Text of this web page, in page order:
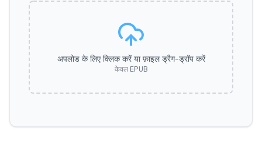
अपलोड के लिए क्लिक करें या फ़ाइल ड्रैग-ड्रॉप करें
केवल EPUB